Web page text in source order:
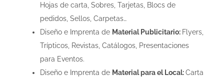
Hojas de carta, Sobres, Tarjetas, Blocs de
pedidos, Sellos, Carpetas…
Diseño e Imprenta de Material Publicitario: Flyers,
Trípticos, Revistas, Catálogos, Presentaciones
para Eventos.
Diseño e Imprenta de Material para el Local:Carta